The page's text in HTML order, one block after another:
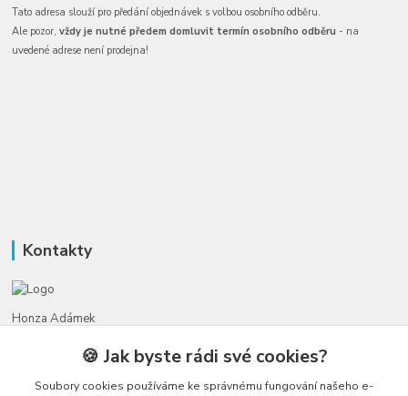
Tato adresa slouží pro předání objednávek s volbou osobního odběru.
Ale pozor,vždy je nutné předem domluvit termín osobního odběru - na
uvedené adrese není prodejna!
Kontakty
Honza Adámek
(Po-Ne, 9-21 hod.)
honza@autahracky.cz
🍪 Jak byste rádi své cookies?
Soubory cookies používáme ke správnému fungování našeho e-